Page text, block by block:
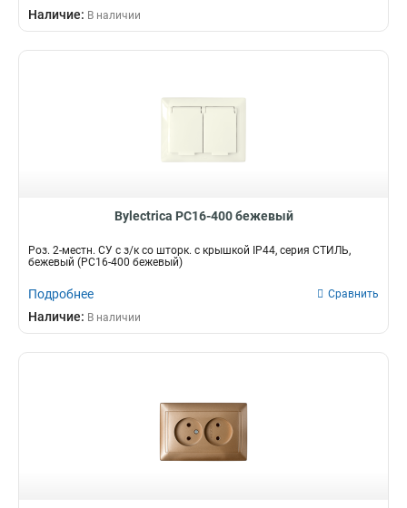
Наличие: В наличии
Bylectrica РС16-400 бежевый
Роз. 2-местн. СУ с з/к со шторк. с крышкой IP44, серия СТИЛЬ,
бежевый (РС16-400 бежевый)
Подробнее Сравнить
Наличие: В наличии